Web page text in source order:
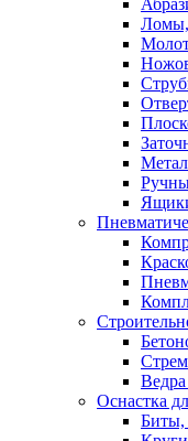
Ломы,
Оснастка
Биты,